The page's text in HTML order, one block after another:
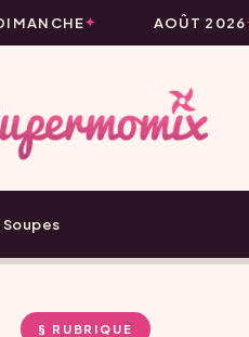
AOÛT 2026
Soupes
§ RUBRIQUE